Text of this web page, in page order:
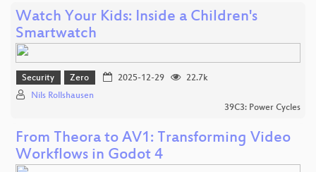
Watch Your Kids: Inside a Children's
Smartwatch
Security Zero 2025-12-29
22.7k
Nils Rollshausen
39C3: Power Cycles
From Theora to AV1: Transforming Video
Workflows in Godot 4